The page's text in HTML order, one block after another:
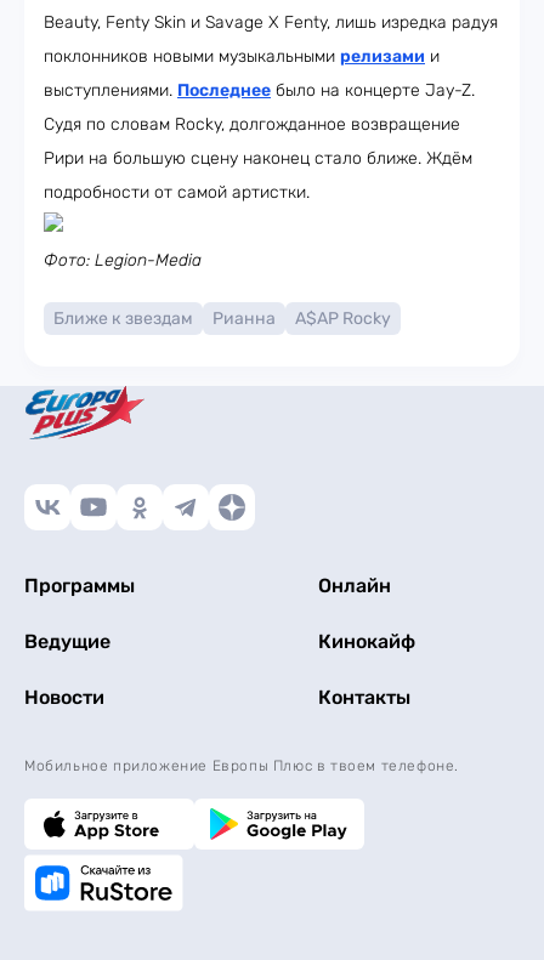
Beauty, Fenty Skin и Savage X Fenty, лишь изредка радуя
поклонников новыми музыкальными релизами и
выступлениями. Последнее было на концерте Jay-Z.
Судя по словам Rocky, долгожданное возвращение
Рири на большую сцену наконец стало ближе. Ждём
подробности от самой артистки.
Фото: Legion-Media
Ближе к звездам Рианна A$AP Rocky
Программы Онлайн
Ведущие Кинокайф
Новости Контакты
Мобильное приложение Европы Плюс в твоем телефоне.